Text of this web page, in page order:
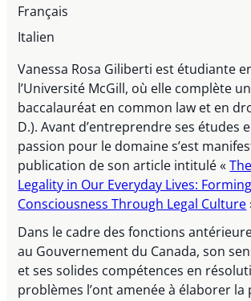
Français
Italien
Vanessa Rosa Giliberti est étudiante
l’Université McGill, où elle complète
baccalauréat en common law et en
D.). Avant d’entreprendre ses études
passion pour le domaine s’est
publication de son article intitulé «
Legality in Our Everyday Lives:
Consciousness Through Legal Culture
Dans le cadre des fonctions
au Gouvernement du Canada, son
et ses solides compétences en
problèmes l’ont amenée à élaborer la